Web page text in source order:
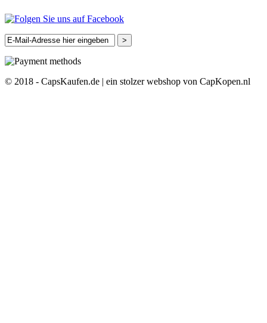
>
© 2018 - CapsKaufen.de | ein stolzer webshop von CapKopen.nl